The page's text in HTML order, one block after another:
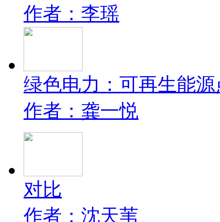
作者：李瑶
绿色电力：可再生能
作者：龚一悦
对比
作者：沈天苇